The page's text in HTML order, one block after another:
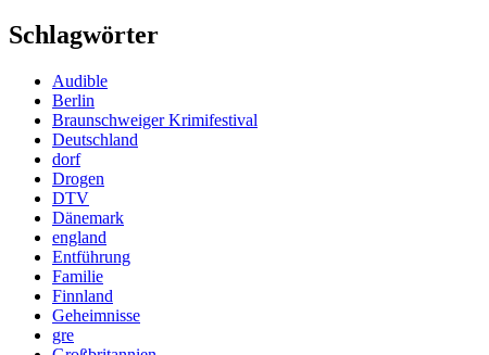
Schlagwörter
Audible
Berlin
Braunschweiger Krimifestival
Deutschland
dorf
Drogen
DTV
Dänemark
england
Entführung
Familie
Finnland
Geheimnisse
gre